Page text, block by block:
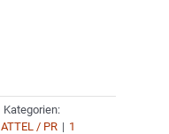
Kategorien:
ATTEL / PR | 1